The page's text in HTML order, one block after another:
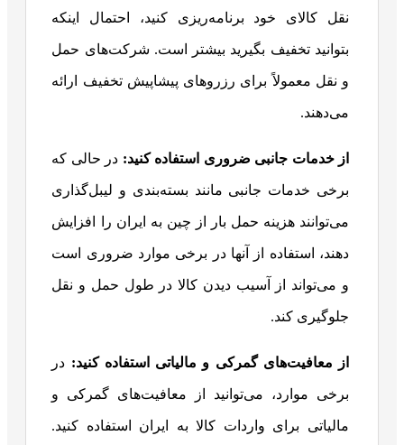
نقل کالای خود برنامه‌ریزی کنید، احتمال اینکه
بتوانید تخفیف بگیرید بیشتر است. شرکت‌های حمل
و نقل معمولاً برای رزروهای پیشاپیش تخفیف ارائه
می‌دهند.
از خدمات جانبی ضروری استفاده کنید: در حالی که
برخی خدمات جانبی مانند بسته‌بندی و لیبل‌گذاری
می‌توانند هزینه حمل بار از چین به ایران را افزایش
دهند، استفاده از آنها در برخی موارد ضروری است
و می‌تواند از آسیب دیدن کالا در طول حمل و نقل
جلوگیری کند.
از معافیت‌های گمرکی و مالیاتی استفاده کنید: در
برخی موارد، می‌توانید از معافیت‌های گمرکی و
مالیاتی برای واردات کالا به ایران استفاده کنید.